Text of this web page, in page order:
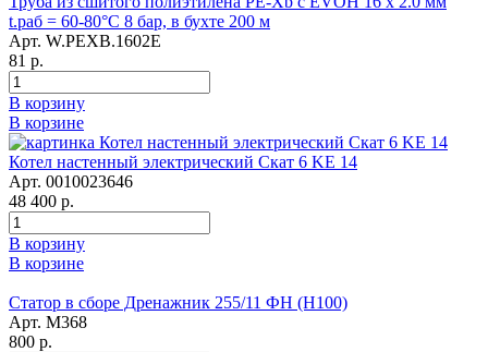
t.раб = 60-80°C 8 бар, в бухте 200 м
Арт. W.PEXB.1602E
81 р.
В корзину
В корзине
Котел настенный электрический Скат 6 KE 14
Арт. 0010023646
48 400 р.
В корзину
В корзине
Статор в сборе Дренажник 255/11 ФН (Н100)
Арт. М368
800 р.